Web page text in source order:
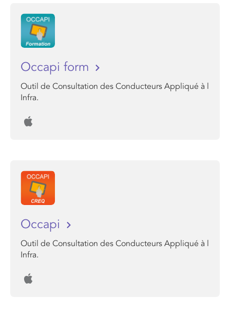
Occapi form
Outil de Consultation des Conducteurs Appliqué à l
Infra.
Occapi
Outil de Consultation des Conducteurs Appliqué à l
Infra.